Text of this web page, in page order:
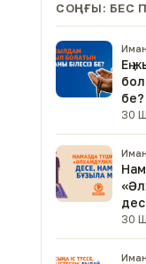
СОҢҒЫ: БЕС
Ең
бе?
30
30